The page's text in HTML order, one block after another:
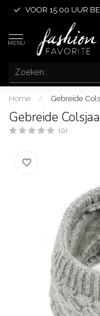
VOOR 15.00 UUR
MENU
Home / Gebreide
Gebreide
(0)